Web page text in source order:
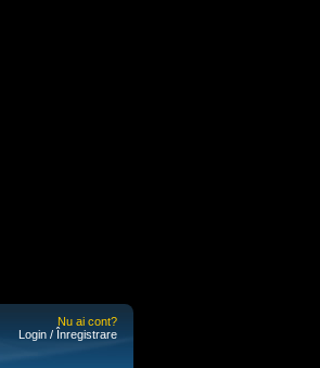
Nu ai cont?
Login / Înregistrare